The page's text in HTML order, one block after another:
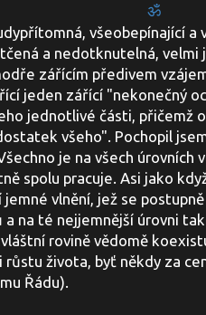
ॐ
všeobepínající a
a nedotknutelná, velmi
zářícím předivem
jeden zářící "nekonečný
jednotlivé části, přičemž
všeho". Pochopil
je na všech úrovních
spolu pracuje. Asi jako
vlnění, jež se
a na té nejjemnější úrovni
rovině vědomě
života, byť někdy za
Řádu).